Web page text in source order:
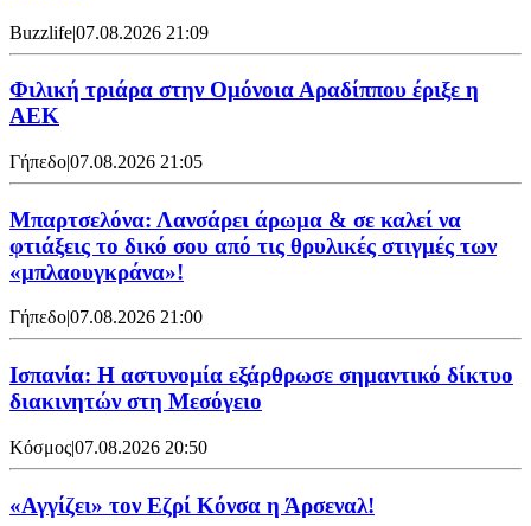
Buzzlife|07.08.2026 21:09
Φιλική τριάρα στην Ομόνοια Αραδίππου έριξε η
ΑΕΚ
Γήπεδο|07.08.2026 21:05
Μπαρτσελόνα: Λανσάρει άρωμα & σε καλεί να
φτιάξεις το δικό σου από τις θρυλικές στιγμές των
«μπλαουγκράνα»!
Γήπεδο|07.08.2026 21:00
Ισπανία: Η αστυνομία εξάρθρωσε σημαντικό δίκτυο
διακινητών στη Μεσόγειο
Κόσμος|07.08.2026 20:50
«Αγγίζει» τον Εζρί Κόνσα η Άρσεναλ!